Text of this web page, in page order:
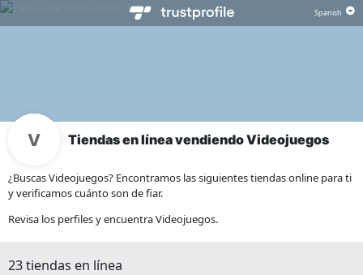
Tiendas en línea vendiendo Videojuegos
¿Buscas Videojuegos? Encontramos las siguientes tiendas online para ti
y verificamos cuánto son de fiar.
Revisa los perfiles y encuentra Videojuegos.
23 tiendas en línea